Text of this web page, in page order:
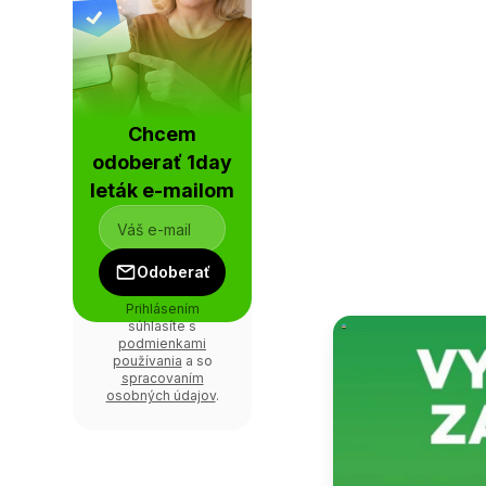
Chcem
odoberať 1day
leták e-mailom
Odoberať
Prihlásením
súhlasíte s
podmienkami
používania a so
spracovaním
osobných údajov.